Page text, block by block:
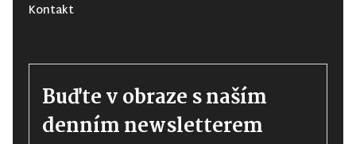
Kontakt
Buďte v obraze s naším
denním newsletterem